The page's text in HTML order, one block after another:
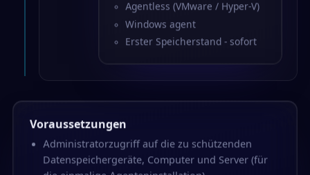
Agentless (VMware / Hyper-V)
Windows agent
Erster Speicherstand - sofort
Voraussetzungen
Administratorzugriff auf die zu schützenden
Datenspeichergeräte, Computer und Server (für